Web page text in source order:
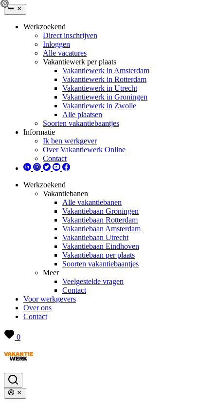
Werkzoekend
Direct inschrijven
Inloggen
Alle vacatures
Vakantiewerk per plaats
Vakantiewerk in Amsterdam
Vakantiewerk in Rotterdam
Vakantiewerk in Utrecht
Vakantiewerk in Groningen
Vakantiewerk in Zwolle
Alle plaatsen
Soorten vakantiebaantjes
Informatie
Ik ben werkgever
Over Vakantiewerk Online
Contact
Werkzoekend
Vakantiebanen
Alle vakantiebanen
Vakantiebaan Groningen
Vakantiebaan Rotterdam
Vakantiebaan Amsterdam
Vakantiebaan Utrecht
Vakantiebaan Eindhoven
Vakantiebaan per plaats
Soorten vakantiebaantjes
Meer
Veelgestelde vragen
Contact
Voor werkgevers
Over ons
Contact
0